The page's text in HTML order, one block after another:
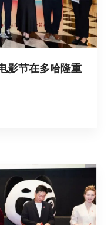
影节在多哈隆重